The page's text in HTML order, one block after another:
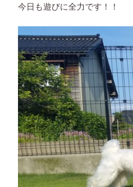
今日も遊びに全力です！！